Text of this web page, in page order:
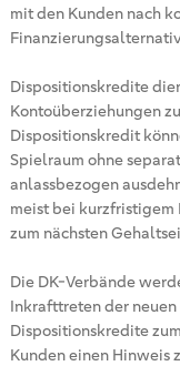
mit den Kunden nach
Dispositionskredite
Kontoüberziehungen
Dispositionskredit
Spielraum ohne
anlassbezogen
meist bei kurzfristigem
zum nächsten
Die DK-Verbände
Inkrafttreten der
Dispositionskredite
Kunden einen Hinweis